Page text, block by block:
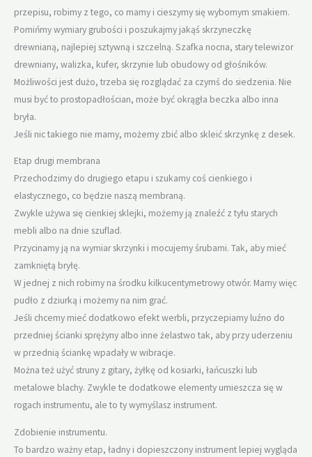
przepisu, robimy z tego, co mamy i cieszymy się wybornym smakiem.
Pomińmy wymiary grubości i poszukajmy jakąś skrzyneczkę
drewnianą, najlepiej sztywną i szczelną. Szafka nocna, stary telewizor
drewniany, walizka, kufer, skrzynie lub obudowy od głośników.
Możliwości jest dużo, trzeba się rozglądać za czymś do siedzenia. Nie
musi być to prostopadłościan, może być okrągła beczka albo inna
bryła.
Jeśli nic takiego nie mamy, możemy zbić albo skleić skrzynkę z desek.
Etap drugi membrana
Przechodzimy do drugiego etapu i szukamy coś cienkiego i
elastycznego, co będzie naszą membraną.
Zwykle używa się cienkiej sklejki, możemy ją znaleźć z tyłu starych
mebli albo na dnie szuflad.
Przycinamy ją na wymiar skrzynki i mocujemy śrubami. Tak, aby mieć
zamkniętą bryłę.
W jednej z nich robimy na środku kilkucentymetrowy otwór. Mamy więc
pudło z dziurką i możemy na nim grać.
Jeśli chcemy mieć dodatkowo efekt werbli, przyczepiamy luźno do
przedniej ścianki sprężyny albo inne żelastwo tak, aby przy uderzeniu
w przednią ściankę wpadały w wibracje.
Można też użyć struny z gitary, żyłkę od kosiarki, łańcuszki lub
metalowe blachy. Zwykle te dodatkowe elementy umieszcza się w
rogach instrumentu, ale to ty wymyślasz instrument.
Zdobienie instrumentu.
To bardzo ważny etap, ładny i dopieszczony instrument lepiej wygląda